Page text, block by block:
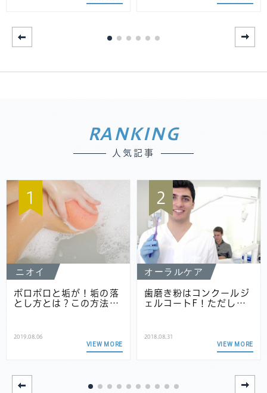
RANKING
人気記事
1
ニオイ
ポロポロと垢が！垢の落
とし方とは？この方法…
2019.08.06
VIEW MORE
2
オーラルケア
歯磨き粉はコンクールジ
ェルコートF！ただし…
2018.08.31
VIEW MORE